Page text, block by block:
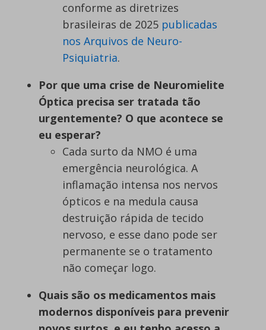
conforme as diretrizes
brasileiras de 2025 publicadas
nos Arquivos de Neuro-
Psiquiatria.
Por que uma crise de Neuromielite
Óptica precisa ser tratada tão
urgentemente? O que acontece se
eu esperar?
Cada surto da NMO é uma
emergência neurológica. A
inflamação intensa nos nervos
ópticos e na medula causa
destruição rápida de tecido
nervoso, e esse dano pode ser
permanente se o tratamento
não começar logo.
Quais são os medicamentos mais
modernos disponíveis para prevenir